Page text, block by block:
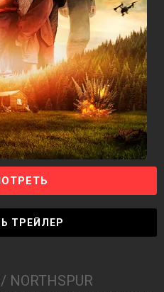
ТРЕЙЛЕР
/ NORTHSPUR